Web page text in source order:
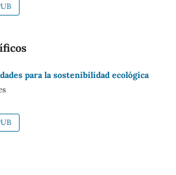
para la sostenibilidad ecológica